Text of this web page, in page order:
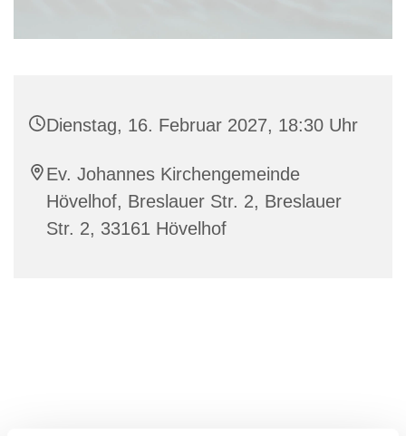
Dienstag, 16. Februar 2027, 18:30 Uhr
Ev. Johannes Kirchengemeinde
Hövelhof, Breslauer Str. 2, Breslauer
Str. 2, 33161 Hövelhof